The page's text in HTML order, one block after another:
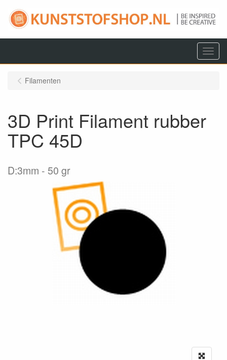
Menu
Filamenten
3D Print Filament rubber
TPC 45D
D:3mm 50 gr